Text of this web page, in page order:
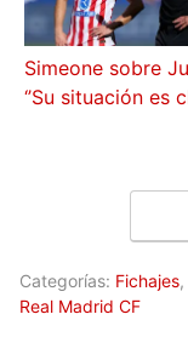
Simeone sobre
‘’Su situación es
Categorías: Fichajes,
Real Madrid CF